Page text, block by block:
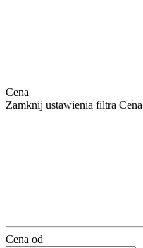
Cena
Zamknij ustawienia filtra Cena
Cena od